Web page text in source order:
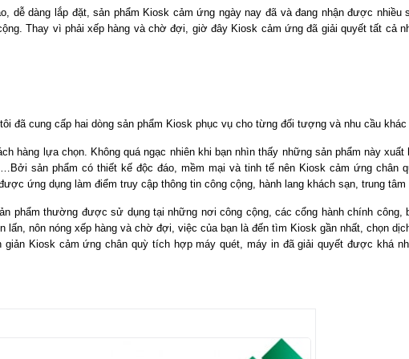
dễ dàng lắp đặt, sản phẩm Kiosk cảm ứng ngày nay đã và đang nhận được nhiều
Thay vì phải xếp hàng và chờ đợi, giờ đây Kiosk cảm ứng đã giải quyết tất cả
đã cung cấp hai dòng sản phẩm Kiosk phục vụ cho từng đối tượng và nhu cầu khác
hàng lựa chọn. Không quá ngạc nhiên khi bạn nhìn thấy những sản phẩm này xuất
sản phẩm có thiết kế độc đáo, mềm mại và tinh tế nên Kiosk cảm ứng chân
ứng dụng làm điểm truy cập thông tin công cộng, hành lang khách sạn, trung
phẩm thường được sử dụng tại những nơi công cộng, các cổng hành chính công,
nôn nóng xếp hàng và chờ đợi, việc của bạn là đến tìm Kiosk gần nhất, chọn
Kiosk cảm ứng chân quỳ tích hợp máy quét, máy in đã giải quyết được khá